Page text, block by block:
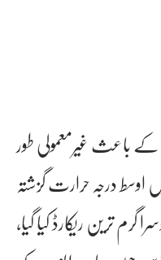
شدید گرمی کے باعث غیرمعمولی طور
اوسط درجہ حرارت گزشتہ
گرم ترین ریکارڈ کیا گیا،